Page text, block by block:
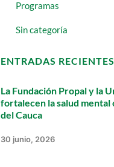
Programas
Sin categoría
ENTRADAS RECIENTES
La Fundación Propal y la
fortalecen la salud
del Cauca
30 junio, 2026